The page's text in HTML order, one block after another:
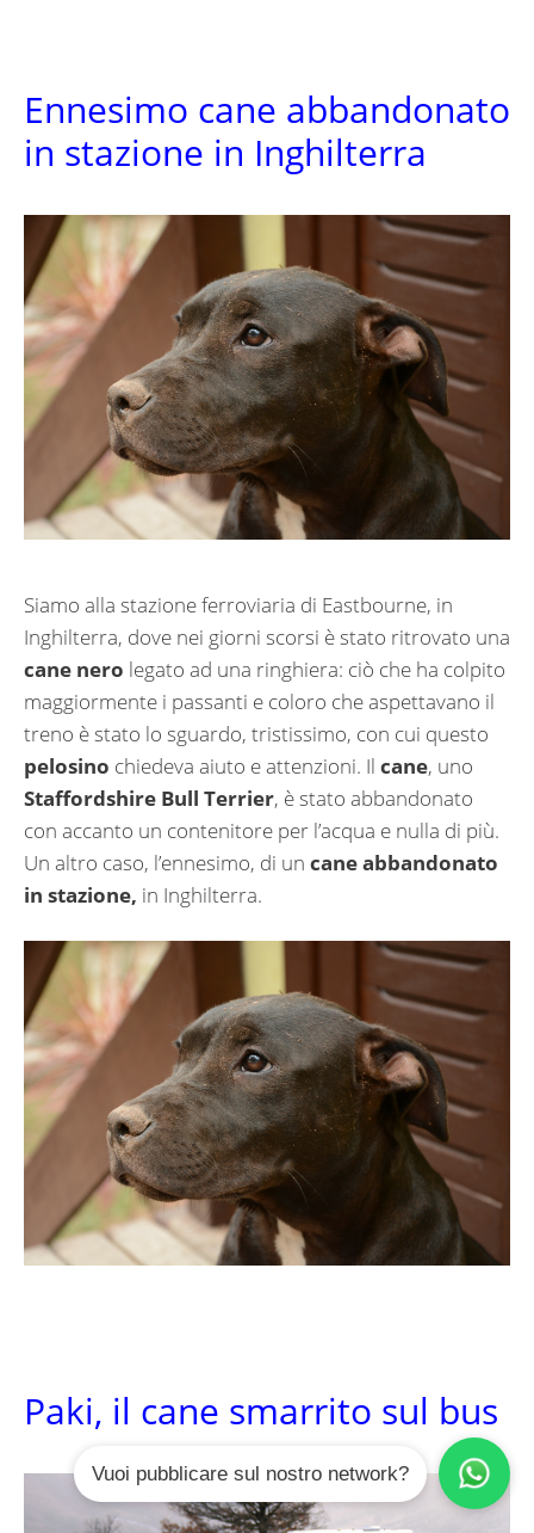
Ennesimo cane abbandonato
in stazione in Inghilterra
Siamo alla stazione ferroviaria di Eastbourne, in
Inghilterra, dove nei giorni scorsi è stato ritrovato una
cane nero legato ad una ringhiera: ciò che ha colpito
maggiormente i passanti e coloro che aspettavano il
treno è stato lo sguardo, tristissimo, con cui questo
pelosino chiedeva aiuto e attenzioni. Il cane, uno
Staffordshire Bull Terrier, è stato abbandonato
con accanto un contenitore per l’acqua e nulla di più.
Un altro caso, l’ennesimo, di un cane abbandonato
in stazione, in Inghilterra.
Paki, il cane smarrito sul bus
Vuoi pubblicare sul nostro network?